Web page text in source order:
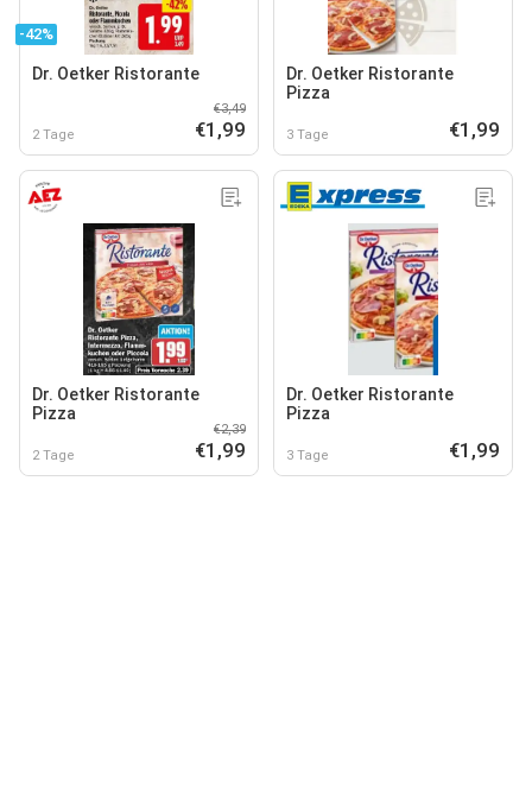
-42%
Dr. Oetker Ristorante
2 Tage
€3,49
€1,99
Dr. Oetker Ristorante
Pizza
3 Tage €1,99
Dr. Oetker Ristorante
Pizza
2 Tage
€2,39
€1,99
Dr. Oetker Ristorante
Pizza
3 Tage €1,99